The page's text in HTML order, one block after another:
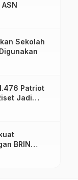
Sekolah
Patriot
Jadi
BRIN